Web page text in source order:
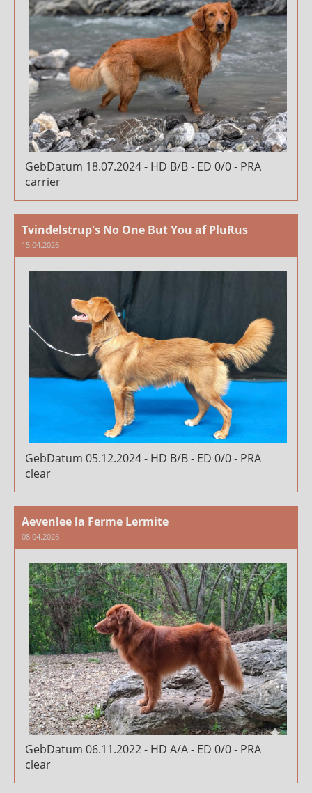
GebDatum 18.07.2024 - HD B/B - ED 0/0 - PRA
carrier
Tvindelstrup's No One But You af PluRus
15.04.2026
GebDatum 05.12.2024 - HD B/B - ED 0/0 - PRA
clear
Aevenlee la Ferme Lermite
08.04.2026
GebDatum 06.11.2022 - HD A/A - ED 0/0 - PRA
clear